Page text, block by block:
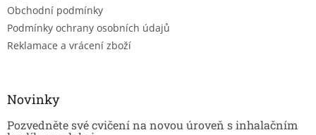
Obchodní podmínky
Podmínky ochrany osobních údajů
Reklamace a vrácení zboží
Novinky
Pozvedněte své cvičení na novou úroveň s inhalačním